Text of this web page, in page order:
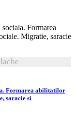
Formarea abilitatilor
saracie si